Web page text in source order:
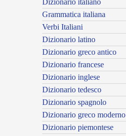
Grammatica italiana
Verbi Italiani
Dizionario latino
Dizionario greco antico
Dizionario francese
Dizionario inglese
Dizionario tedesco
Dizionario spagnolo
Dizionario greco moderno
Dizionario piemontese